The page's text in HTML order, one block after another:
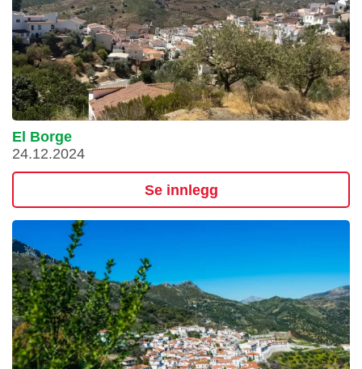
El Borge
24.12.2024
Se innlegg